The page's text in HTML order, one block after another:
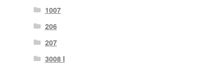
1007
206
207
3008 I